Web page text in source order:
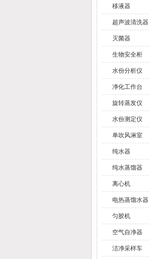
移液器
超声波清洗器
灭菌器
生物安全柜
水份分析仪
净化工作台
旋转蒸发仪
水份测定仪
单吹风淋室
纯水器
纯水蒸馏器
离心机
电热蒸馏水器
匀胶机
空气自净器
洁净采样车